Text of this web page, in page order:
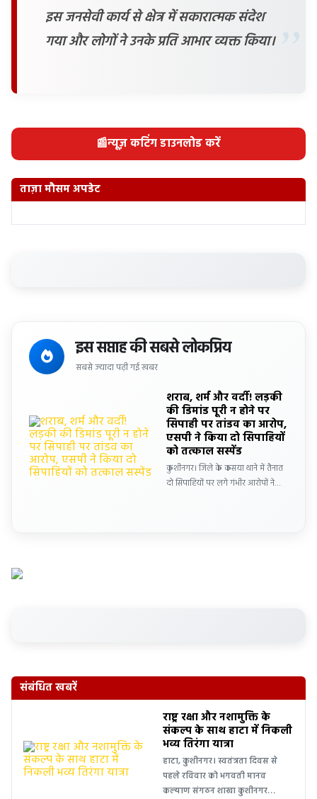
इस जनसेवी कार्य से क्षेत्र में सकारात्मक संदेश
गया और लोगों ने उनके प्रति आभार व्यक्त किया।
📰न्यूज़ कटिंग डाउनलोड करें
ताज़ा मौसम अपडेट
इस सप्ताह की सबसे लोकप्रिय
सबसे ज्यादा पढ़ी गई खबर
शराब, शर्म और वर्दी! लड़की
की डिमांड पूरी न होने पर
सिपाही पर तांडव का आरोप,
एसपी ने किया दो सिपाहियों
को तत्काल सस्पेंड
कुशीनगर। जिले के कसया थाने में तैनात
दो सिपाहियों पर लगे गंभीर आरोपों ने…
संबंधित खबरें
राष्ट्र रक्षा और नशामुक्ति के
संकल्प के साथ हाटा में निकली
भव्य तिरंगा यात्रा
हाटा, कुशीनगर। स्वतंत्रता दिवस से
पहले रविवार को भगवती मानव
कल्याण संगठन शाखा कुशीनगर…